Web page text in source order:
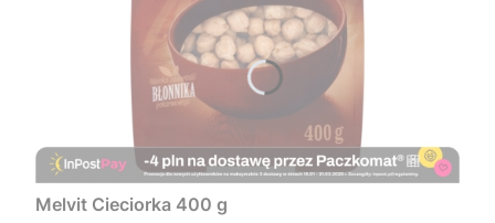
Melvit Cieciorka 400 g